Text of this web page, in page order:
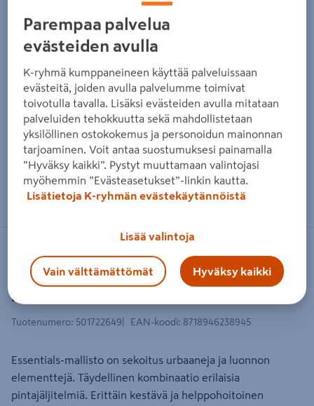
Zoomaa kuvaa sormilla kosketusnäytöllä
Tapetti BN Essentials 217992 kuitu
rullassa 10,05m
Tuotenumero: 501722649 EAN-koodi: 8718946238945
Essentials-mallisto on sekoitus urbaaneja ja luonnon
elementtejä. Täydellinen kombinaatio erilaisia
pintajäljitelmiä. Erittäin kestävä ja helppohoitoinen
Parempaa palvelua
evästeiden avulla
K-ryhmä kumppaneineen käyttää palveluissaan
evästeitä, joiden avulla palvelumme toimivat
toivotulla tavalla. Lisäksi evästeiden avulla mitataan
palveluiden tehokkuutta sekä mahdollistetaan
yksilöllinen ostokokemus ja personoidun mainonnan
tarjoaminen. Voit antaa suostumuksesi painamalla
”Hyväksy kaikki”. Pystyt muuttamaan valintojasi
myöhemmin ”Evästeasetukset”-linkin kautta.
Lisätietoja K-ryhmän evästekäytännöistä
Lisää valintoja
Vain välttämättömät Hyväksy kaikki